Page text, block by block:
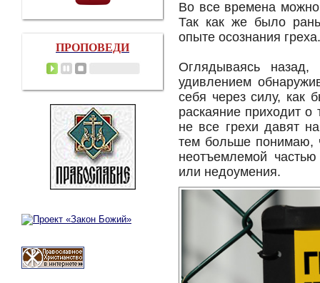
Во все времена
Так как же было
опыте осознания греха.
Оглядываясь
удивлением
себя через силу, как
раскаяние приходит о
не все грехи давят
тем больше понимаю,
неотъемлемой
или недоумения.
ПРОПОВЕДИ